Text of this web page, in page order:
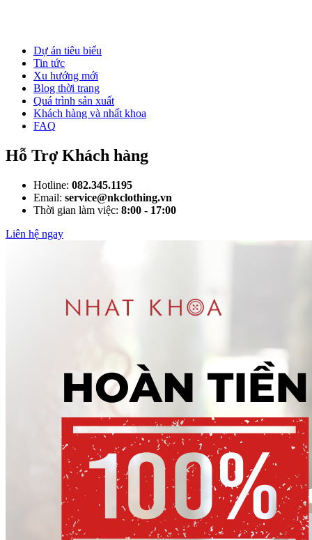
Dự án tiêu biểu
Tin tức
Xu hướng mới
Blog thời trang
Quá trình sản xuất
Khách hàng và nhất khoa
FAQ
Hỗ Trợ Khách hàng
Hotline: 082.345.1195
Email: service@nkclothing.vn
Thời gian làm việc: 8:00 - 17:00
Liên hệ ngay